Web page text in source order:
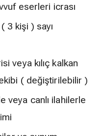
eserleri icrası
3 kişi ) sayı
veya kılıç kalkan
( değiştirilebilir )
veya canlı ilahilerle